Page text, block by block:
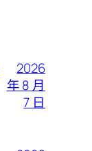
2026
年 8 月
7 日